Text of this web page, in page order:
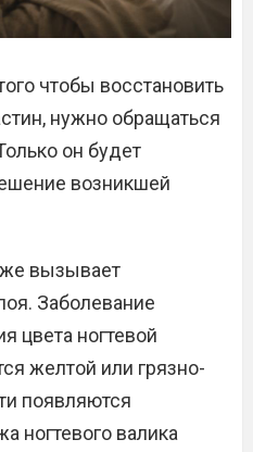
чтобы восстановить
нужно обращаться
он будет
возникшей
вызывает
Заболевание
цвета ногтевой
желтой или грязно-
появляются
ногтевого валика